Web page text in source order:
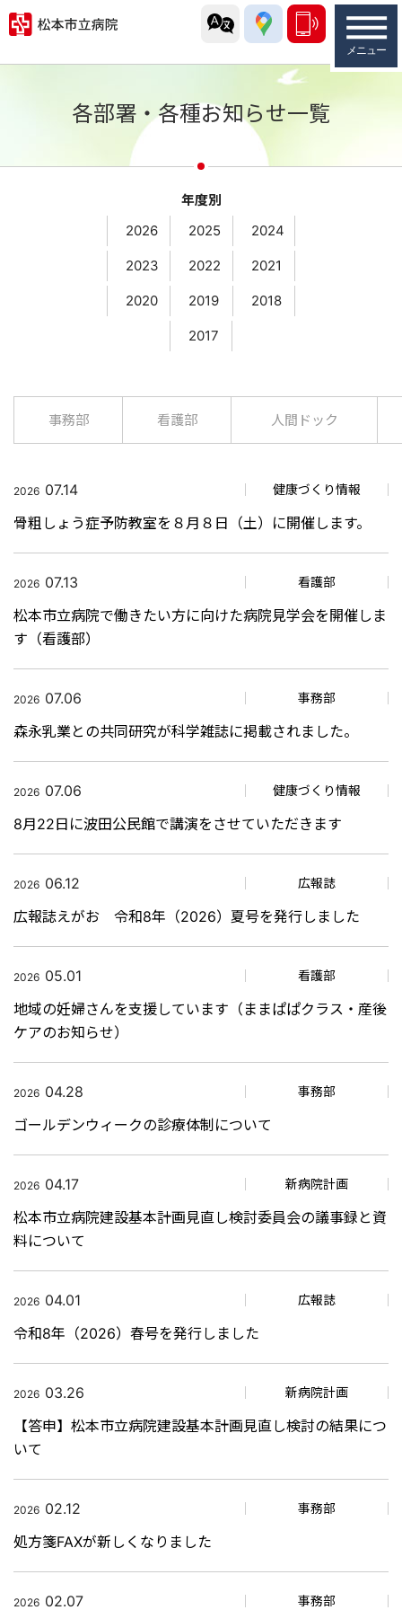
各部署・各種お知らせ一覧
年度別
2026
2025 2024
2023 2022 2021
2020 2019 2018
2017
事務部 看護部 人間ドック
2026 07.14 健康づくり情報
骨粗しょう症予防教室を８月８日（土）に開催します。
2026 07.13 看護部
松本市立病院で働きたい方に向けた病院見学会を開催しま
す（看護部）
2026 07.06 事務部
森永乳業との共同研究が科学雑誌に掲載されました。
2026 07.06 健康づくり情報
8月22日に波田公民館で講演をさせていただきます
2026 06.12 広報誌
広報誌えがお 令和8年（2026）夏号を発行しました
2026 05.01 看護部
地域の妊婦さんを支援しています（ままぱぱクラス・産後
ケアのお知らせ）
2026 04.28 事務部
ゴールデンウィークの診療体制について
2026 04.17 新病院計画
松本市立病院建設基本計画見直し検討委員会の議事録と資
料について
2026 04.01 広報誌
令和8年（2026）春号を発行しました
2026 03.26 新病院計画
【答申】松本市立病院建設基本計画見直し検討の結果につ
いて
2026 02.12 事務部
処方箋FAXが新しくなりました
2026 02.07 事務部